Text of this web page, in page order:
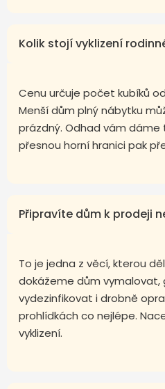
Kolik stojí vyklizení
Cenu určuje počet kubíků
Menší dům plný nábytku
prázdný. Odhad vám
přesnou horní hranici pak
Připravíte dům k prodeji
To je jedna z věcí, kterou
dokážeme dům vymalovat,
vydezinfikovat i drobně
prohlídkách co nejlépe.
vyklizení.